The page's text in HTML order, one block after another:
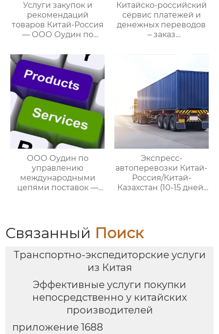
Услуги закупок и
рекомендаций
товаров Китай-Россия
— ООО Оудин по
международными
цепями поставок
Китайско-российский
сервис платежей и
денежных переводов
– заказ
поставок
ООО Оудин по
управлению
международными
цепями поставок —
Экспресс-
автоперевозки Китай-
Россия/Китай-
Казахстан (10-15 дней)
Связанный Поиск
Транспортно-экспедиторские услуги
из Китая
Эффективные услуги покупки
непосредственно у китайских
производителей
приложение 1688